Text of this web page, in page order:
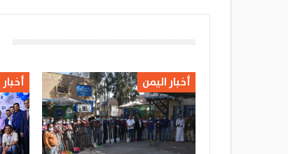
أخبار اليمن